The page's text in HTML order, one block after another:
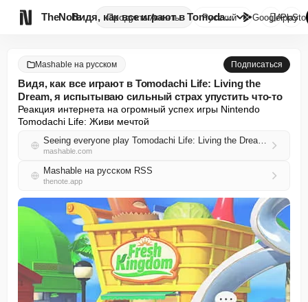
TheNote ПродуктыАгенты Видя, как все играют в Tomodac...
Русский GooglePlay

Mashable на русском Подписаться
Видя, как все играют в Tomodachi Life: Living the
Dream, я испытываю сильный страх упустить что-то
Реакция интернета на огромный успех игры Nintendo
Tomodachi Life: Живи мечтой
Seeing everyone play Tomodachi Life: Living the Dream is giving me serious FOMO
mashable.com
Mashable на русском RSS
thenote.app